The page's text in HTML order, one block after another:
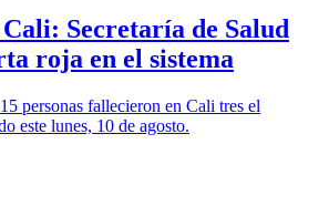
Secretaría de Salud
roja en el sistema